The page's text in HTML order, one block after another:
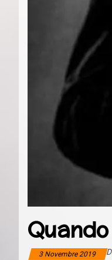
3 Novembre 2019